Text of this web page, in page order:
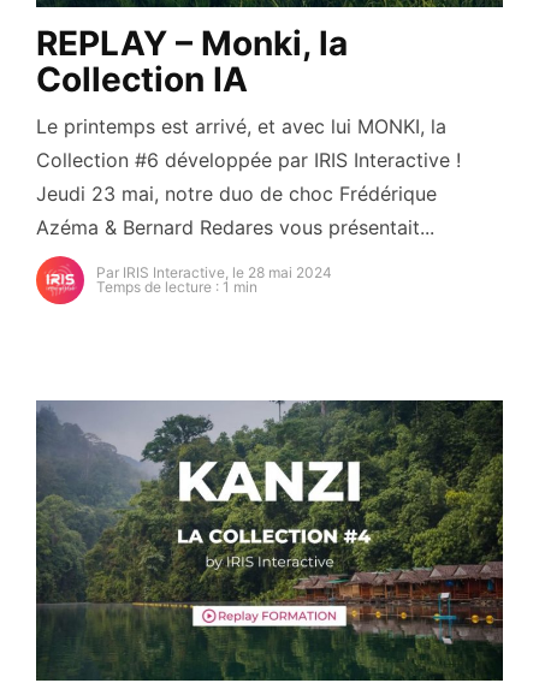
REPLAY – Monki, la
Collection IA
Le printemps est arrivé, et avec lui MONKI, la
Collection #6 développée par IRIS Interactive !
Jeudi 23 mai, notre duo de choc Frédérique
Azéma & Bernard Redares vous présentait...
Par IRIS Interactive, le 28 mai 2024
Temps de lecture : 1 min